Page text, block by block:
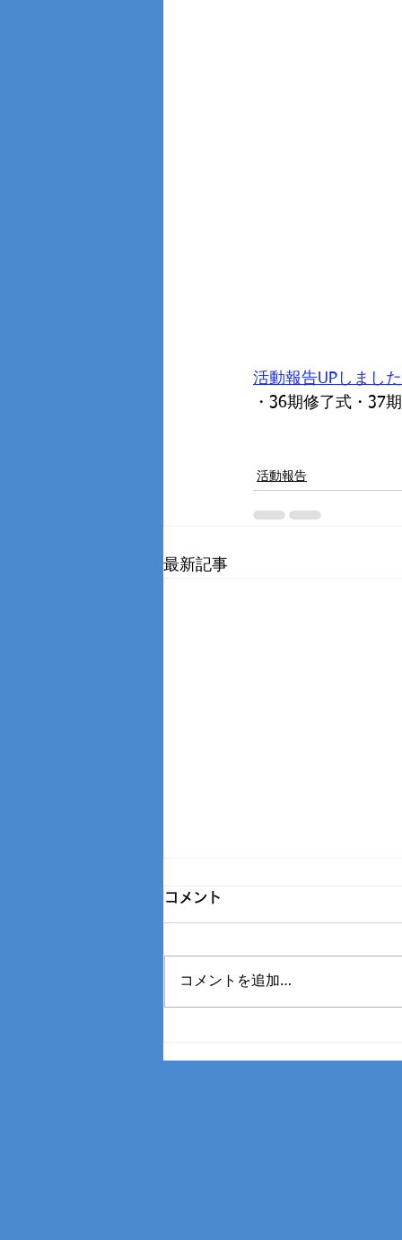
活動報告UPしました
・36期修了式・37
活動報告
最新記事
コメント
コメントを追加…